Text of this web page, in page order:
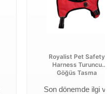
Royalist Pet Safety
Harness Turuncu
Göğüs Tasma
Son dönemde ilgi ve